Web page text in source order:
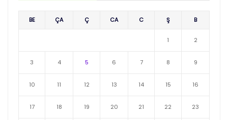
BE ÇA Ç CA C Ş B
1 2
3 4 5 6 7 8 9
10 11 12 13 14 15 16
17 18 19 20 21 22 23